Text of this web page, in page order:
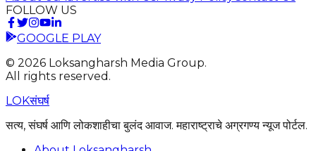
FOLLOW US
GOOGLE PLAY
© 2026 Loksangharsh Media Group.
All rights reserved.
LOKसंघर्ष
सत्य, संघर्ष आणि लोकशाहीचा बुलंद आवाज. महाराष्ट्राचे अग्रगण्य न्यूज पोर्टल.